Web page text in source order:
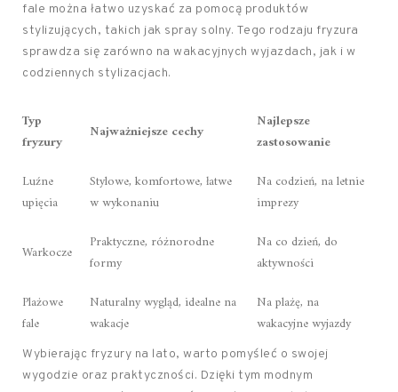
fale można łatwo uzyskać za pomocą produktów
stylizujących, takich jak spray solny. Tego rodzaju fryzura
sprawdza się zarówno na wakacyjnych wyjazdach, jak i w
codziennych stylizacjach.
Typ
fryzury
Najważniejsze cechy
Najlepsze
zastosowanie
Luźne
upięcia
Stylowe, komfortowe, łatwe
w wykonaniu
Na codzień, na letnie
imprezy
Warkocze
Praktyczne, różnorodne
formy
Na co dzień, do
aktywności
Plażowe
fale
Naturalny wygląd, idealne na
wakacje
Na plażę, na
wakacyjne wyjazdy
Wybierając fryzury na lato, warto pomyśleć o swojej
wygodzie oraz praktyczności. Dzięki tym modnym